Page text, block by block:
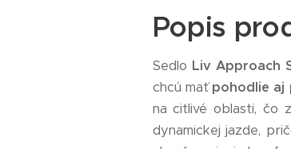
Popis
Sedlo Liv Approach
chcú maťpohodlie aj
na citlivé oblasti, čo
dynamickej jazde,